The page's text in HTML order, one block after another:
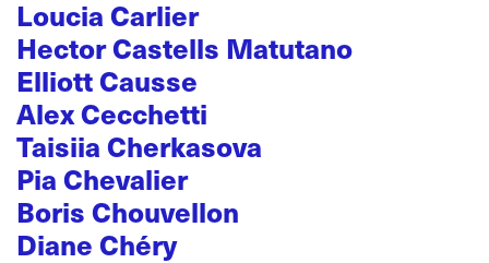
Loucia Carlier
Hector Castells Matutano
Elliott Causse
Alex Cecchetti
Taisiia Cherkasova
Pia Chevalier
Boris Chouvellon
Diane Chéry